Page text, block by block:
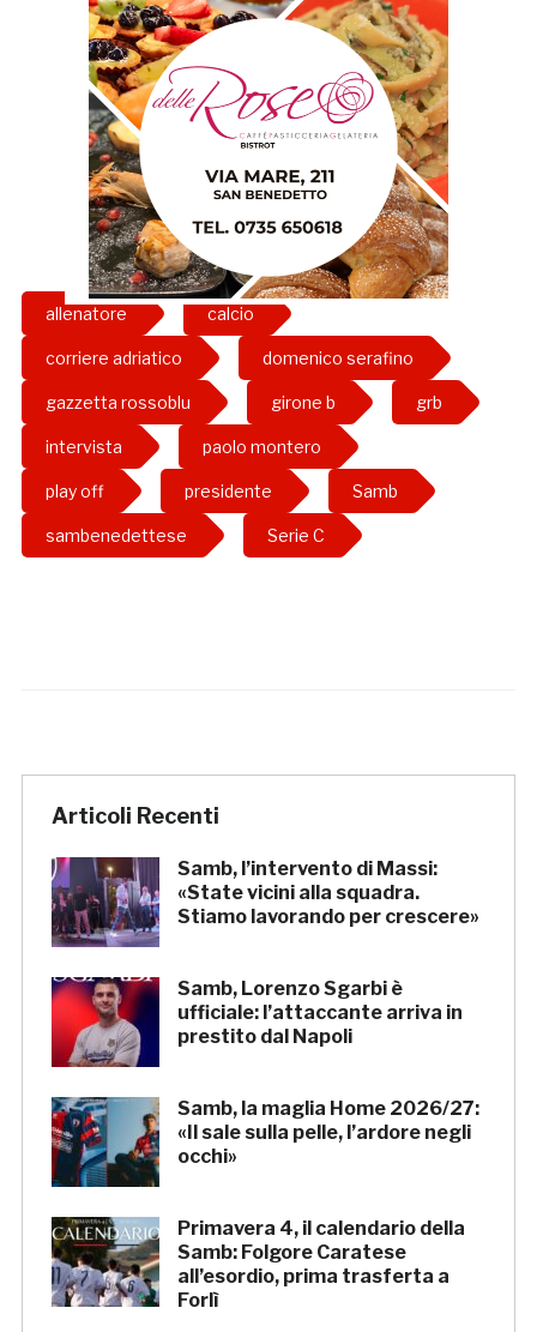
allenatore calcio
corriere adriatico domenico serafino
gazzetta rossoblu girone b grb
intervista paolo montero
play off presidente Samb
sambenedettese Serie C
Articoli Recenti
Samb, l’intervento di Massi:
«State vicini alla squadra.
Stiamo lavorando per crescere»
Samb, Lorenzo Sgarbi è
ufficiale: l’attaccante arriva in
prestito dal Napoli
Samb, la maglia Home 2026/27:
«Il sale sulla pelle, l’ardore negli
occhi»
Primavera 4, il calendario della
Samb: Folgore Caratese
all’esordio, prima trasferta a
Forlì